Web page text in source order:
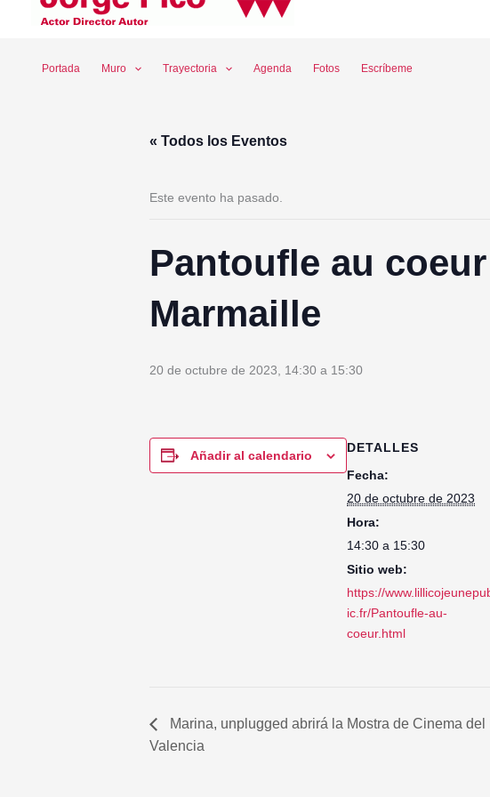
Portada Muro Trayectoria Agenda Fotos Escríbeme
« Todos los Eventos
Este evento ha pasado.
Pantoufle au
Marmaille
20 de octubre de 2023, 14:30 a 15:30
Añadir al calendario
DETALLES
Fecha:
20 de octubre de 2023
Hora:
14:30 a 15:30
Sitio web:
https://
ic.fr/Pantoufle-au-
coeur.html
Marina, unplugged abrirá la Mostra de Cinema
Valencia